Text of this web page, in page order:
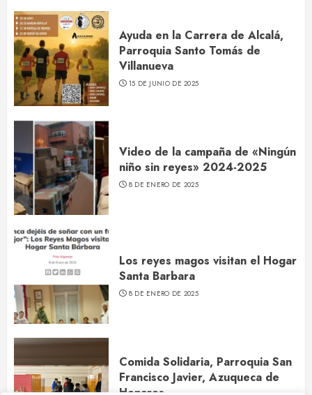
Ayuda en la Carrera de Alcalá,
Parroquia Santo Tomás de
Villanueva
15 DE JUNIO DE 2025
Video de la campaña de «Ningún
niño sin reyes» 2024-2025
8 DE ENERO DE 2025
Los reyes magos visitan el Hogar
Santa Barbara
8 DE ENERO DE 2025
Comida Solidaria, Parroquia San
Francisco Javier, Azuqueca de